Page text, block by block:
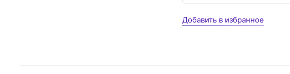
Добавить в избранное